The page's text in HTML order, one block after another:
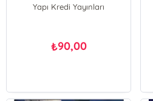
Yapı Kredi Yayınları
₺90,00